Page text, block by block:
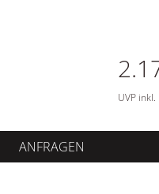
UVP inkl.
ANFRAGEN